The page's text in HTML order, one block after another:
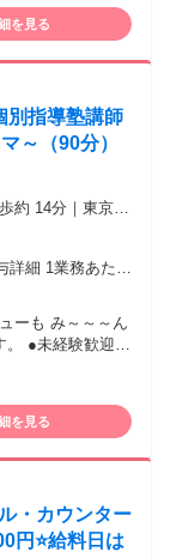
を見る
別指導塾講師
～（90分）
約 14分｜東京メ
通勤OK｜交通費
詳細 1業務あたり
年半：80円UP
ーも み～～～ん
●
を見る
・カウンター
円⭐給料日は